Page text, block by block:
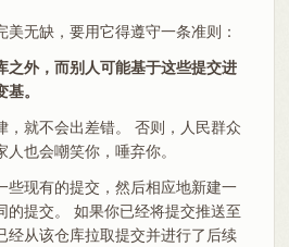
美无缺，要用它得遵守一条准则：
之外，而别人可能基于这些提交进
。
，就不会出差错。 否则，人民群众
也会嘲笑你，唾弃你。
些现有的提交，然后相应地新建一
的提交。 如果你已经将提交推送至
经从该仓库拉取提交并进行了后续